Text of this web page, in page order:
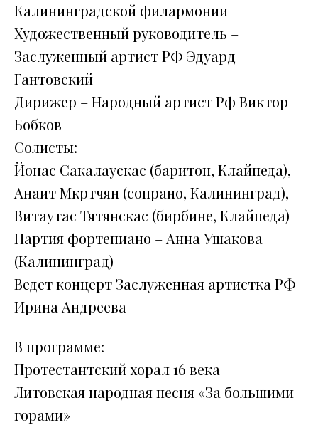
Калининградской филармонии
Художественный руководитель –
Заслуженный артист РФ Эдуард
Гантовский
Дирижер – Народный артист Рф Виктор
Бобков
Солисты:
Йонас Сакалаускас (баритон, Клайпеда),
Анаит Мкртчян (сопрано, Калининград),
Витаутас Тятянскас (бирбине, Клайпеда)
Партия фортепиано – Анна Ушакова
(Калининград)
Ведет концерт Заслуженная артистка РФ
Ирина Андреева
В программе:
Протестантский хорал 16 века
Литовская народная песня «За большими
горами»